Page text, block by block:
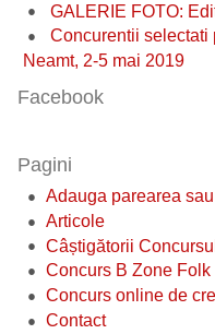
GALERIE FOTO:
Concurentii selectati
Neamt, 2-5 mai 2019
Facebook
Pagini
Adauga parearea
Articole
Câștigătorii
Concurs B Zone Folk
Concurs online de
Contact